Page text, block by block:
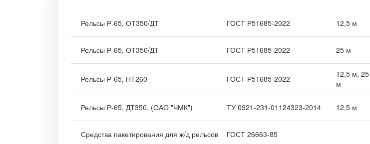
Рельсы Р-65, ОТ350/ДТ ГОСТ Р51685-2022 12,5 м
Рельсы Р-65, ОТ350/ДТ ГОСТ Р51685-2022 25 м
Рельсы Р-65, НТ260 ГОСТ Р51685-2022
12,5 м, 25
м
Рельсы Р-65, ДТ350, (ОАО "ЧМК") ТУ 0921-231-01124323-2014 12,5 м
Средства пакетирования для ж/д рельсов ГОСТ 26663-85